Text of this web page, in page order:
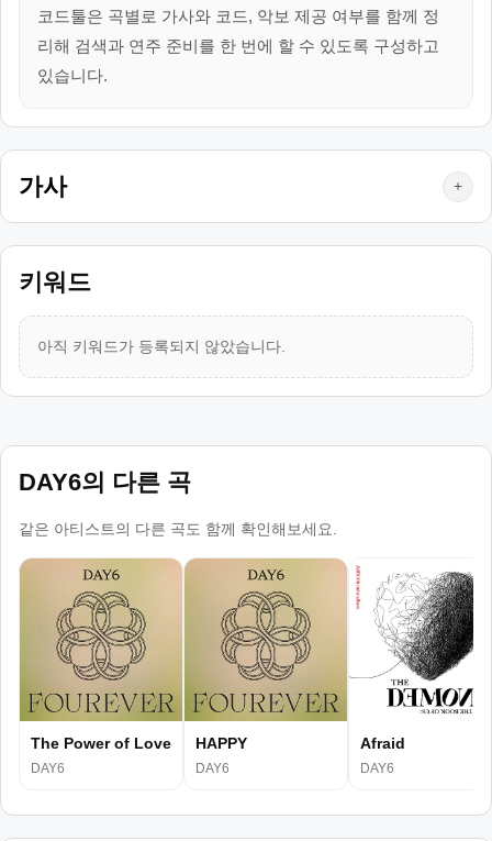
코드툴은 곡별로 가사와 코드, 악보 제공 여부를 함께 정
리해 검색과 연주 준비를 한 번에 할 수 있도록 구성하고
있습니다.
가사 +
키워드
아직 키워드가 등록되지 않았습니다.
DAY6의 다른 곡
같은 아티스트의 다른 곡도 함께 확인해보세요.
The Power of Love
DAY6
HAPPY
DAY6
Afraid
DAY6